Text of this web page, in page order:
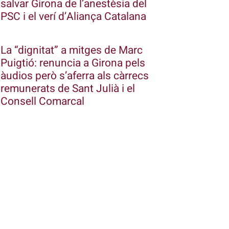
salvar Girona de l’anestèsia del
PSC i el verí d’Aliança Catalana
La “dignitat” a mitges de Marc
Puigtió: renuncia a Girona pels
àudios però s’aferra als càrrecs
remunerats de Sant Julià i el
Consell Comarcal